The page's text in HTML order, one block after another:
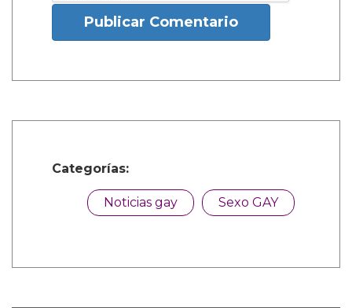
Publicar Comentario
Categorías:
Noticias gay Sexo GAY